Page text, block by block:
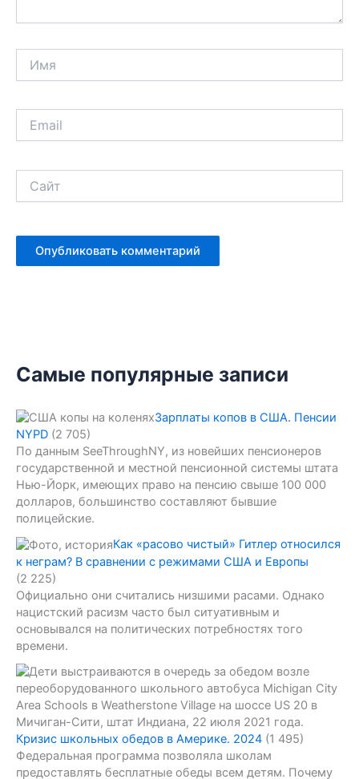
Самые популярные записи
Зарплаты копов в США. Пенсии
NYPD (2 705)
По данным SeeThroughNY, из новейших пенсионеров
государственной и местной пенсионной системы штата
Нью-Йорк, имеющих право на пенсию свыше 100 000
долларов, большинство составляют бывшие
полицейские.
Как «расово чистый» Гитлер относился
к неграм? В сравнении с режимами США и Европы
(2 225)
Официально они считались низшими расами. Однако
нацистский расизм часто был ситуативным и
основывался на политических потребностях того
времени.
Кризис школьных обедов в Америке. 2024 (1 495)
Федеральная программа позволяла школам
предоставлять бесплатные обеды всем детям. Почему